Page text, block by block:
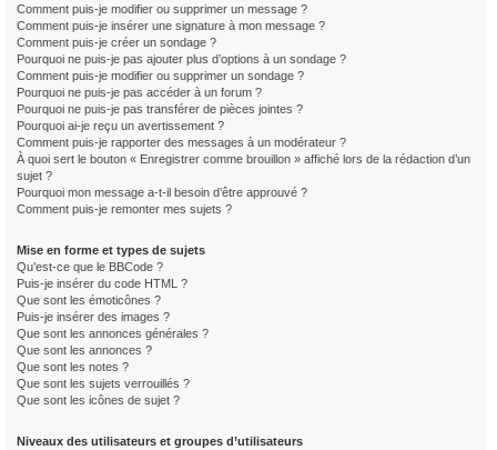
Comment puis-je modifier ou supprimer un message ?
Comment puis-je insérer une signature à mon message ?
Comment puis-je créer un sondage ?
Pourquoi ne puis-je pas ajouter plus d’options à un sondage ?
Comment puis-je modifier ou supprimer un sondage ?
Pourquoi ne puis-je pas accéder à un forum ?
Pourquoi ne puis-je pas transférer de pièces jointes ?
Pourquoi ai-je reçu un avertissement ?
Comment puis-je rapporter des messages à un modérateur ?
À quoi sert le bouton « Enregistrer comme brouillon » affiché lors de la rédaction d’un
sujet ?
Pourquoi mon message a-t-il besoin d’être approuvé ?
Comment puis-je remonter mes sujets ?
Mise en forme et types de sujets
Qu’est-ce que le BBCode ?
Puis-je insérer du code HTML ?
Que sont les émoticônes ?
Puis-je insérer des images ?
Que sont les annonces générales ?
Que sont les annonces ?
Que sont les notes ?
Que sont les sujets verrouillés ?
Que sont les icônes de sujet ?
Niveaux des utilisateurs et groupes d’utilisateurs